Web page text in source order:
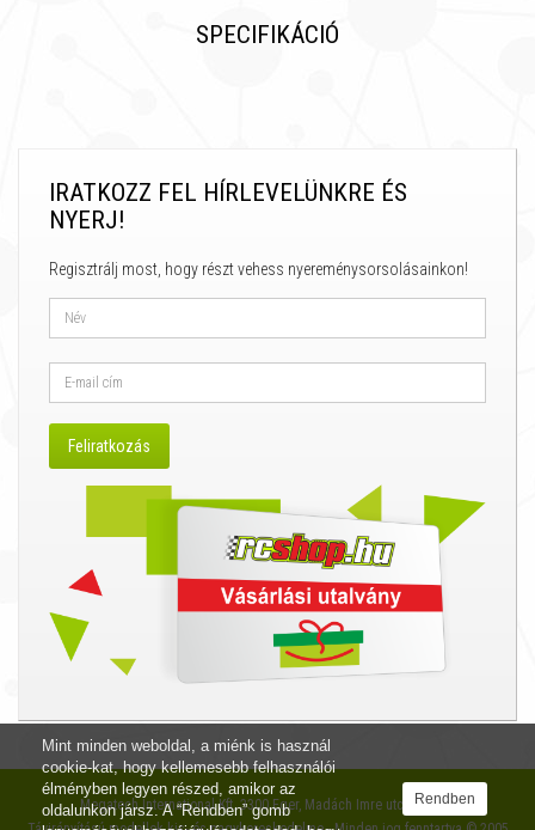
Mint minden weboldal, a miénk is használ
cookie-kat, hogy kellemesebb felhasználói
élményben legyen részed, amikor az
oldalunkon jársz. A “Rendben” gomb
Rendben
SPECIFIKÁCIÓ
IRATKOZZ FEL HÍRLEVELÜNKRE ÉS
NYERJ!
Regisztrálj most, hogy részt vehess nyereménysorsolásainkon!
Megatech International Kft. 3300 Eger, Madách Imre utca 12. I/4.